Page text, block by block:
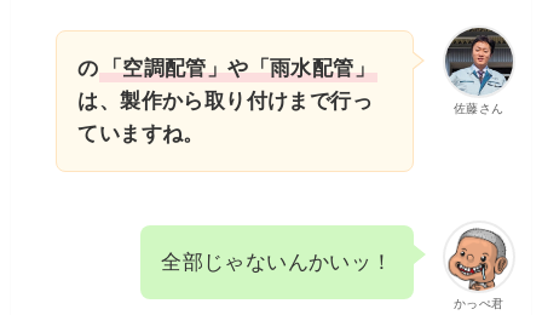
佐藤さん
の「空調配管」や「雨水配管」
は、製作から取り付けまで行っ
ていますね。
かっぺ君
全部じゃないんかいッ！